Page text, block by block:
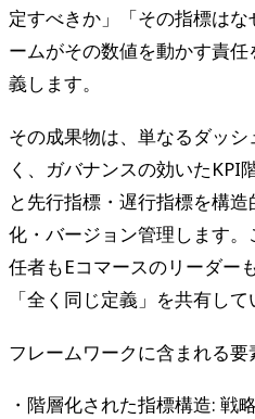
定すべきか」「その指標は
ームがその数値を動かす責
義します。
その成果物は、単なるダッ
く、ガバナンスの効いたKPI
と先行指標・遅行指標を構
化・バージョン管理します
任者もEコマースのリーダー
「全く同じ定義」を共有し
フレームワークに含まれる要
・階層化された指標構造: 戦